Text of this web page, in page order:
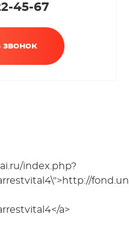
45-67
звонок
index.php?
a>